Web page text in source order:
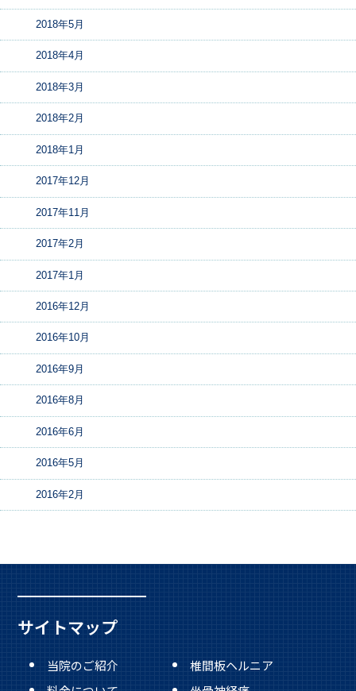
2018年5月
2018年4月
2018年3月
2018年2月
2018年1月
2017年12月
2017年11月
2017年2月
2017年1月
2016年12月
2016年10月
2016年9月
2016年8月
2016年6月
2016年5月
2016年2月
サイトマップ
当院のご紹介
椎間板ヘルニア